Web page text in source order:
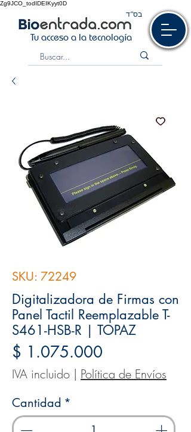
Zg9JCO_todIDEIKyyt0D
Tu acceso a la tecnología
בס“ד
SKU: 72249
Digitalizadora de Firmas con
Panel Tactil Reemplazable T-
S461-HSB-R | TOPAZ
$ 1.075.000
IVA incluido | Política de Envíos
Cantidad *